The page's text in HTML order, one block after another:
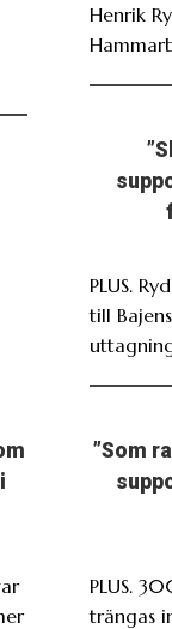
Henrik
PLUS.
till
”Som
PLUS.
trängas